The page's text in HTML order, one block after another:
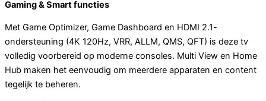
Gaming & Smart functies
Met Game Optimizer, Game Dashboard en HDMI 2.1-
ondersteuning (4K 120Hz, VRR, ALLM, QMS, QFT) is deze tv
volledig voorbereid op moderne consoles. Multi View en Home
Hub maken het eenvoudig om meerdere apparaten en content
tegelijk te beheren.